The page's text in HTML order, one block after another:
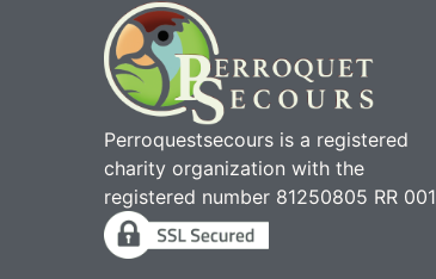
Perroquestsecours is a registered
charity organization with the
registered number 81250805 RR 001